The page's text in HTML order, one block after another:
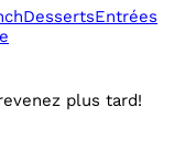
DessertsEntrées
plus tard!